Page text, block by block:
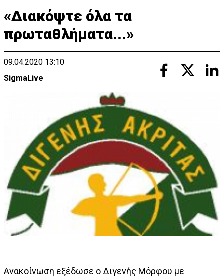
«Διακόψτε όλα τα
πρωταθλήματα...»
09.04.2020 13:10
SigmaLive
Ανακοίνωση εξέδωσε ο Διγενής Μόρφου με